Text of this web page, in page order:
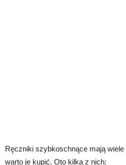
Ręczniki szybkoschnące mają
warto je kupić. Oto kilka z nich: